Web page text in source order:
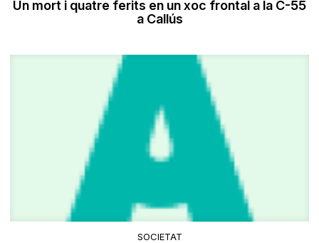
Un mort i quatre ferits en un xoc frontal a la C-55
a Callús
SOCIETAT